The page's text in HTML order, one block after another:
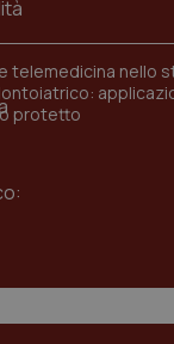
telemedicina nello
protetto